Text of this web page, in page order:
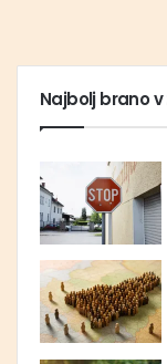
Najbolj brano